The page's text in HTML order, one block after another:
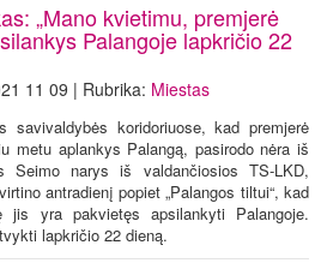
„Mano kvietimu, premjerė
Palangoje lapkričio 22
11 09 | Rubrika: Miestas
savivaldybės koridoriuose, kad premjerė
metu aplankys Palangą, pasirodo nėra iš
Seimo narys iš valdančiosios TS-LKD,
antradienį popiet „Palangos tiltui“, kad
jis yra pakvietęs apsilankyti Palangoje.
lapkričio 22 dieną.